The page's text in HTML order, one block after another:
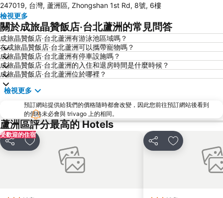
宜蘭烏石港
拉拉山
淡水老街
烏來溫泉
饒河街觀光夜市
中壢車站
景美捷運站
桃園火車站
礁溪車站
捷運圓山站
桃園機場
師大夜市
宜蘭礁溪溫泉公園
桃園高鐵站
松山機場
大安森林公園
淡水捷運站
台北國父紀念館
國立故宮博物院
石牌捷運站
247019, 台灣, 蘆洲區, Zhongshan 1st Rd, 8號, 6樓
檢視更多
關於成旅晶贊飯店‧台北蘆洲的常見問答
成旅晶贊飯店‧台北蘆洲有游泳池區域嗎？
在成旅晶贊飯店‧台北蘆洲可以攜帶寵物嗎？
成旅晶贊飯店‧台北蘆洲有停車設施嗎？
成旅晶贊飯店‧台北蘆洲的入住和退房時間是什麼時候？
成旅晶贊飯店‧台北蘆洲位於哪裡？
檢視更多
預訂網站提供給我們的價格隨時都會改變，因此您前往預訂網站後看到
的價格未必會與 trivago 上的相同。
蘆洲區評分最高的 Hotels
受歡迎的住宿
分享 加入我的最愛 分享 加入我的最愛